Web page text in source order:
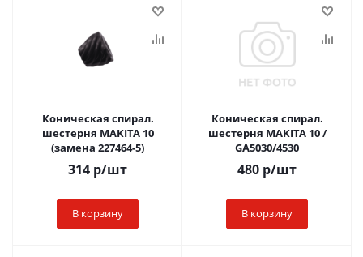
Коническая спирал.
шестерня MAKITA 10
(замена 227464-5)
314 р/шт
В корзину
Коническая спирал.
шестерня MAKITA 10 /
GA5030/4530
480 р/шт
В корзину